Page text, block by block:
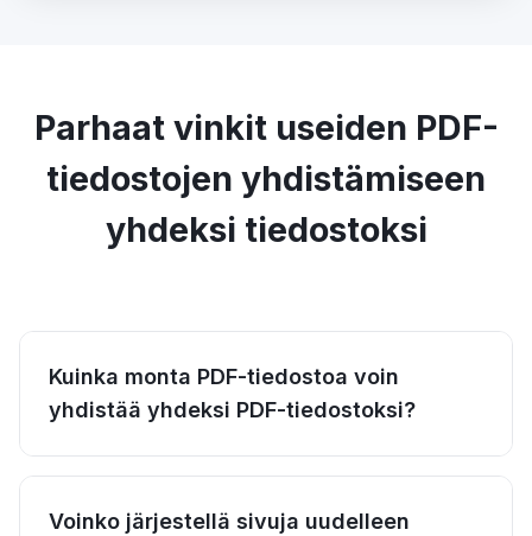
Parhaat vinkit useiden PDF-
tiedostojen yhdistämiseen
yhdeksi tiedostoksi
Kuinka monta PDF-tiedostoa voin
yhdistää yhdeksi PDF-tiedostoksi?
Voinko järjestellä sivuja uudelleen